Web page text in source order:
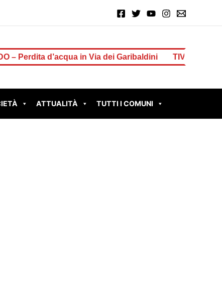
in Via dei Garibaldini TIVOLI – Il sindaco
ATTUALITÀ TUTTI I COMUNI